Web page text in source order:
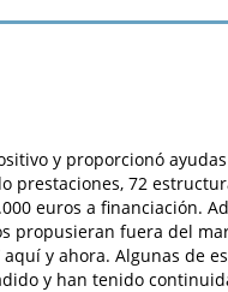
y proporcionó
prestaciones, 72
euros a financiación.
propusieran fuera del
y ahora. Algunas de
y han tenido